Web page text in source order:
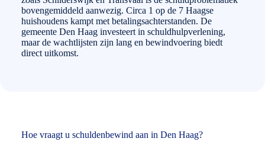
bovengemiddeld aanwezig. Circa 1 op de 7 Haagse
huishoudens kampt met betalingsachterstanden. De
gemeente Den Haag investeert in schuldhulpverlening,
maar de wachtlijsten zijn lang en bewindvoering biedt
direct uitkomst.
Hoe vraagt u schuldenbewind aan in Den Haag?